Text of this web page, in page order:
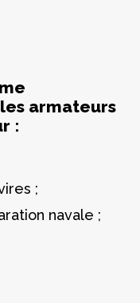
armateurs
:
;
navale ;